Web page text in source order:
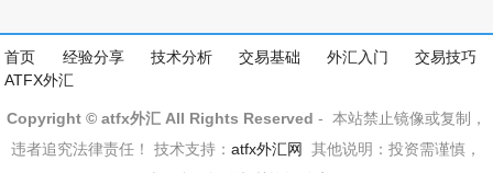
首页 经验分享 技术分析 交易基础 外汇入门
交易技巧
ATFX外汇
Copyright © atfx外汇 All Rights Reserved - 本站禁止镜像或复制，
违者追究法律责任！ 技术支持：atfx外汇网
其他说明：投资需谨慎，